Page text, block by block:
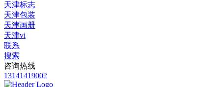
天津标志
天津包装
天津画册
天津vi
联系
搜索
咨询热线
13141419002